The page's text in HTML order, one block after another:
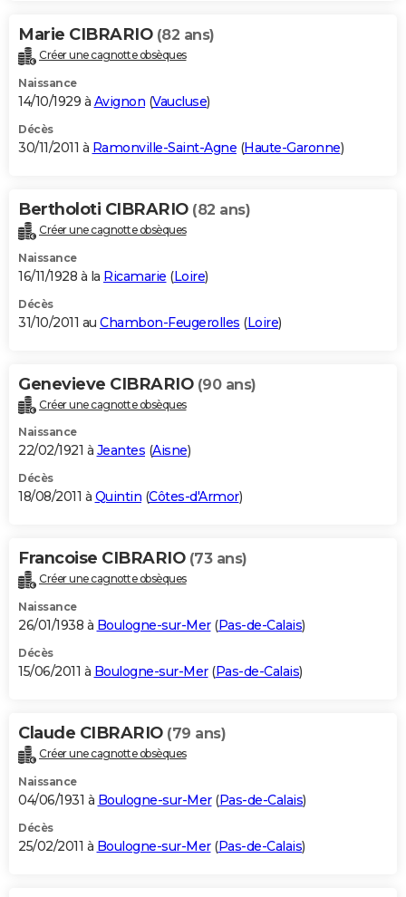
Marie CIBRARIO (82 ans)
Créer une cagnotte obsèques
Naissance
14/10/1929 à Avignon (Vaucluse)
Décès
30/11/2011 à Ramonville-Saint-Agne (Haute-Garonne)
Bertholoti CIBRARIO (82 ans)
Créer une cagnotte obsèques
Naissance
16/11/1928 à la Ricamarie (Loire)
Décès
31/10/2011 au Chambon-Feugerolles (Loire)
Genevieve CIBRARIO (90 ans)
Créer une cagnotte obsèques
Naissance
22/02/1921 à Jeantes (Aisne)
Décès
18/08/2011 à Quintin (Côtes-d'Armor)
Francoise CIBRARIO (73 ans)
Créer une cagnotte obsèques
Naissance
26/01/1938 à Boulogne-sur-Mer(Pas-de-Calais)
Décès
15/06/2011 à Boulogne-sur-Mer(Pas-de-Calais)
Claude CIBRARIO (79 ans)
Créer une cagnotte obsèques
Naissance
04/06/1931 à Boulogne-sur-Mer(Pas-de-Calais)
Décès
25/02/2011 à Boulogne-sur-Mer(Pas-de-Calais)